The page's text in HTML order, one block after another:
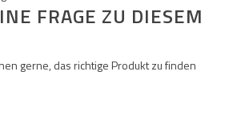
FRAGE ZU DIESEM
gerne, das richtige Produkt zu finden